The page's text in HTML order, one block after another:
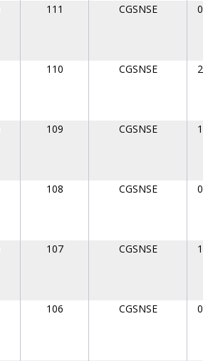
111 CGSNSE
110 CGSNSE
109 CGSNSE
108 CGSNSE
107 CGSNSE
106 CGSNSE